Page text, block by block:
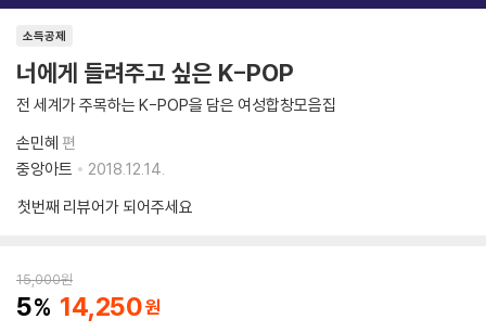
소득공제
너에게 들려주고 싶은 K-POP
전 세계가 주목하는 K-POP을 담은 여성합창모음집
손민혜 편
중앙아트
2018.12.14.
첫번째 리뷰어가 되어주세요
15,000원
5 14,250